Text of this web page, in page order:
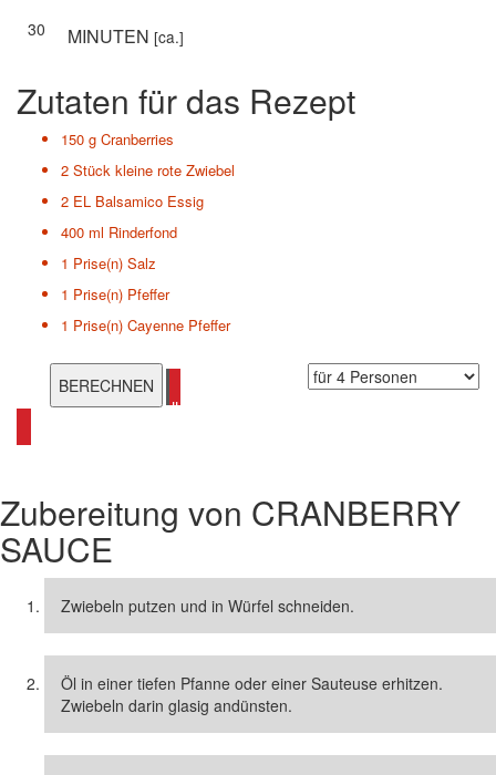
30
MINUTEN [ca.]
Zutaten für das Rezept
150 g Cranberries
2 Stück kleine rote Zwiebel
2 EL Balsamico Essig
400 ml Rinderfond
1 Prise(n) Salz
1 Prise(n) Pfeffer
1 Prise(n) Cayenne Pfeffer
alle Cranberry Rezepte ansehen
Zubereitung von CRANBERRY
SAUCE
Zwiebeln putzen und in Würfel schneiden.
Öl in einer tiefen Pfanne oder einer Sauteuse erhitzen.
Zwiebeln darin glasig andünsten.